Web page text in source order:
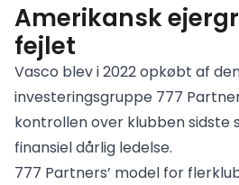
Amerikansk
fejlet
Vasco blev i 2022 opkøbt af
investeringsgruppe 777
kontrollen over klubben sidste
finansiel dårlig ledelse.
777 Partners’ model for